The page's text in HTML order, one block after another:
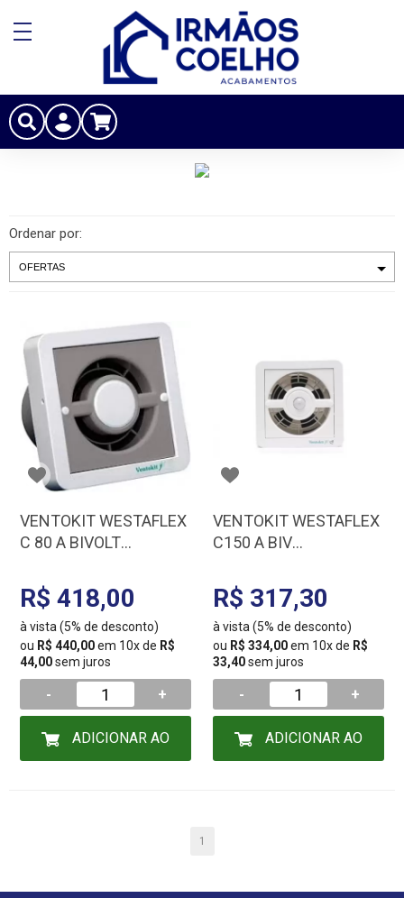
Ordenar por:
VENTOKIT WESTAFLEX
C 80 A BIVOLT
R$ 418,00
à vista (5% de desconto)
ou R$ 440,00em 10x de R$
44,00sem juros
- +
VENTOKIT WESTAFLEX
C150 A BIV
3005500015/30055000
98
R$ 317,30
à vista (5% de desconto)
ou R$ 334,00em 10x de R$
33,40sem juros
- +
1